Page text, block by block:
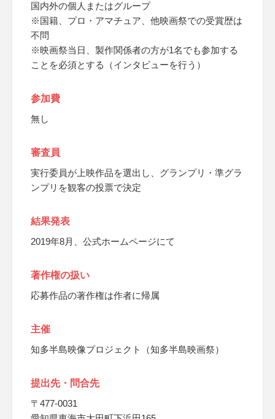
国内外の個人またはグループ
※国籍、プロ・アマチュア、他映画祭での受賞歴は
不問
※映画祭当日、製作関係者の方が1名でも参加する
ことを必須とする（インタビューを行う）
参加費
無し
審査員
実行委員が上映作品を選出し、グランプリ・準グラ
ンプリを観客の投票で決定
結果発表
2019年8月、公式ホームページにて
著作権の扱い
応募作品の著作権は作者に帰属
主催
知多半島映像プロジェクト（知多半島映画祭）
提出先・問合先
〒477-0031